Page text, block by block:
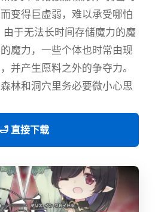
变得巨虚弱，难以承受哪怕
于无法长时间存储魔力的魔
魔力，一些个体也时常由现
并产生愿料之外的争夺力。
林和洞穴里务必要微小心思
🛁 直接下载